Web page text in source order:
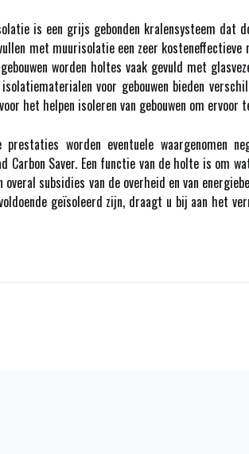
is een grijs gebonden kralensysteem dat
met muurisolatie een zeer
worden holtes vaak gevuld met
voor gebouwen bieden
het helpen isoleren van gebouwen om ervoor
worden eventuele waargenomen
Saver. Een functie van de holte is om
subsidies van de overheid en van
geïsoleerd zijn, draagt u bij aan het